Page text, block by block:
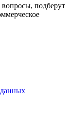
подберут